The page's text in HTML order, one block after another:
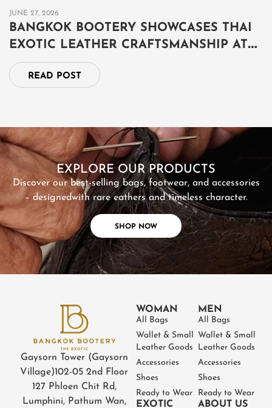
JUNE 27, 2026
BANGKOK BOOTERY SHOWCASES THAI
EXOTIC LEATHER CRAFTSMANSHIP AT
THAILAND GRAND FAIR 2026 IN BRUNEI
READ POST
EXPLORE OUR PRODUCTS
Discover our best-selling bags, footwear, and accessories
– designedwith rare eathers and timeless character.
SHOP NOW
SHOP NOW
Gaysorn Tower (Gaysorn
Village)102-05 2nd Floor
127 Phloen Chit Rd,
Lumphini, Pathum Wan,
WOMAN
All Bags
Wallet & Small
Leather Goods
Accessories
Shoes
Ready to Wear
EXOTIC
MEN
All Bags
Wallet & Small
Leather Goods
Accessories
Shoes
Ready to Wear
ABOUT US